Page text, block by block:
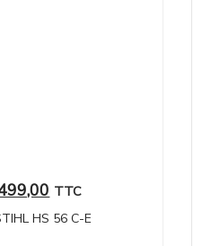
TTC
HS 56 C-E